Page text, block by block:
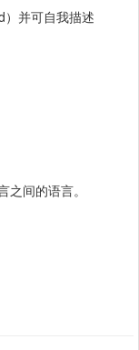
并可自我描述
间的语言。